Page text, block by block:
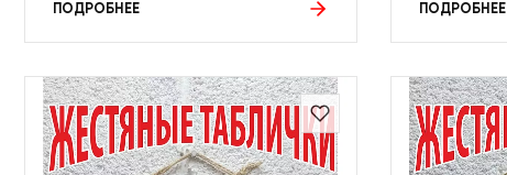
ПОДРОБНЕЕ ПОДРОБНЕЕ